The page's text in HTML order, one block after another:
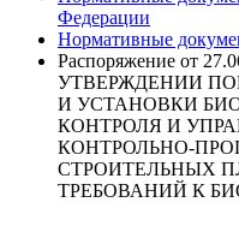
Федерации
Нормативные
Распоряжение от
УТВЕРЖДЕНИИ
И УСТАНОВКИ
КОНТРОЛЯ И
КОНТРОЛЬНО-
СТРОИТЕЛЬНЫХ
ТРЕБОВАНИЙ К